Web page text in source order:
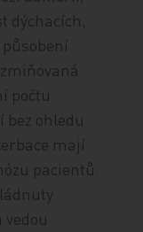
dýchacích,
počtu
ohledu
mají
pacientů.